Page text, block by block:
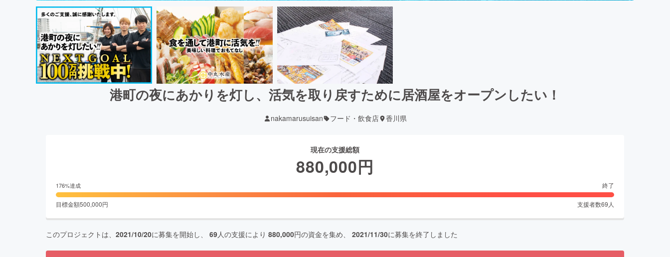
港町の夜にあかりを灯し、活気を取り戻すために居酒屋をオープンしたい！
nakamarusuisan フード・飲食店 香川県
現在の支援総額
880,000円
176%達成 終了
目標金額500,000円 支援者数69 人
このプロジェクトは、 2021/10/20に募集を開始し、 69人の支援により 880,000円の資金を集め、 2021/11/30に募集を終了しました